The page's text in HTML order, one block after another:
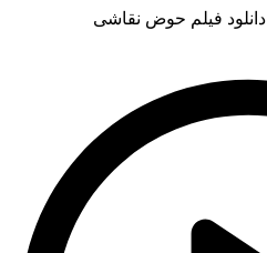
دانلود فیلم حوض نقاشی